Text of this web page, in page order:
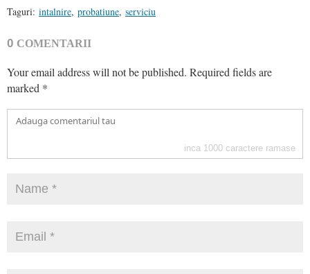
Taguri: intalnire, probatiune, serviciu
0 COMENTARII
Your email address will not be published. Required fields are
marked *
inca 1000 caractere ramase